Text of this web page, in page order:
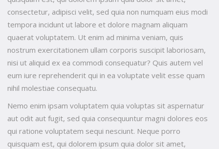
consectetur, adipisci velit, sed quia non numquam eius modi
tempora incidunt ut labore et dolore magnam aliquam
quaerat voluptatem. Ut enim ad minima veniam, quis
nostrum exercitationem ullam corporis suscipit laboriosam,
nisi ut aliquid ex ea commodi consequatur? Quis autem vel
eum iure reprehenderit qui in ea voluptate velit esse quam
nihil molestiae consequatu.
Nemo enim ipsam voluptatem quia voluptas sit aspernatur
aut odit aut fugit, sed quia consequuntur magni dolores eos
qui ratione voluptatem sequi nesciunt. Neque porro
quisquam est, qui dolorem ipsum quia dolor sit amet,